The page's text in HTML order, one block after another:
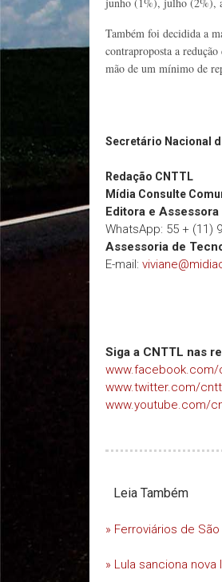
Também foi decidida a
contraproposta a
mão de um mínimo de
Secretário Nacional
Redação CNTTL
Mídia Consulte
Editora e
WhatsApp: 55 + (11)
Assessoria de
E-mail:
Siga a CNTTL nas
www.facebook.com/
www.twitter.com/
www.youtube.com/
Leia Também
» Ferroviários de
» Lula sanciona